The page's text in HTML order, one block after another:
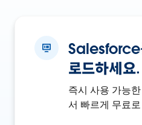
Salesforce
로드하세요.
즉시 사용 가능
서 빠르게 무료